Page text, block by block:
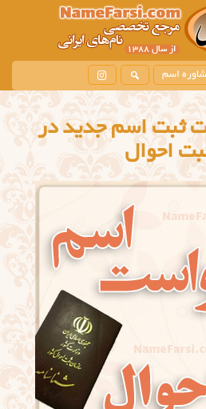
اسم
ثبت اسم جدید در
احوال